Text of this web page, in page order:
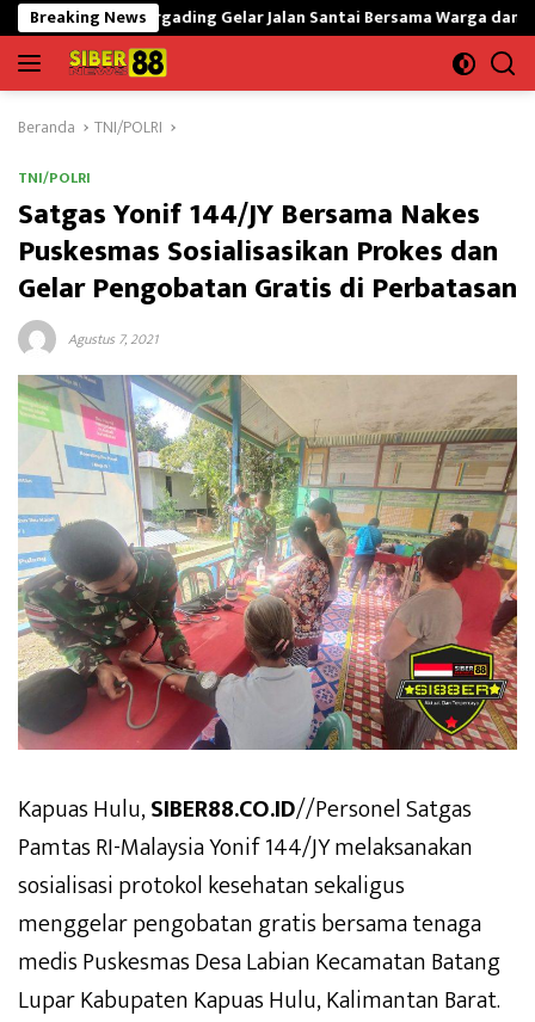
Langsung
ke
konten
Breaking News
Gelar Jalan Santai Bersama Warga dan Insan Pendidikan
Beranda TNI/POLRI
TNI/POLRI
Satgas Yonif 144/JY Bersama Nakes
Puskesmas Sosialisasikan Prokes dan
Gelar Pengobatan Gratis di Perbatasan
Agustus 7, 2021
Kapuas Hulu,SIBER88.CO.ID//Personel Satgas
Pamtas RI-Malaysia Yonif 144/JY melaksanakan
sosialisasi protokol kesehatan sekaligus
menggelar pengobatan gratis bersama tenaga
medis Puskesmas Desa Labian Kecamatan Batang
Lupar Kabupaten Kapuas Hulu, Kalimantan Barat.